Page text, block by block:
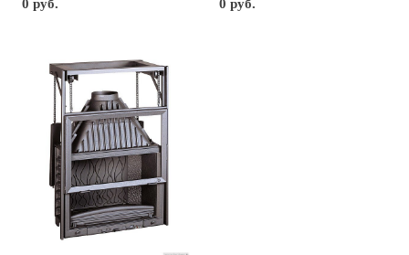
0 руб. 0 руб.